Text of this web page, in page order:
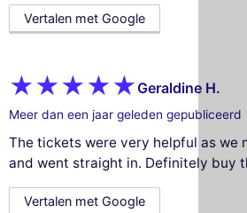
Vertalen met Google
Geraldine H.
Meer dan een jaar geleden gepubliceerd
The tickets were very helpful as we
and went straight in. Definitely buy
Vertalen met Google